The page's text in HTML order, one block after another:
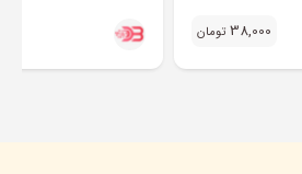
38,000 تومان